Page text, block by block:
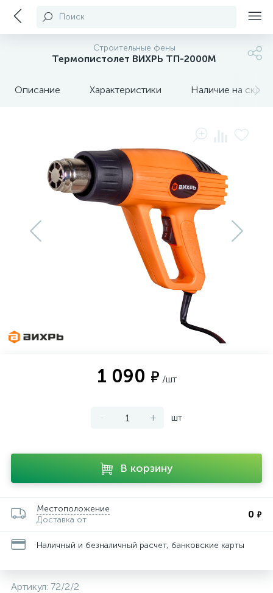
Поиск
Строительные фены
Термопистолет ВИХРЬ ТП-2000М
Описание Характеристики Наличие на
1 090 ₽ /шт
- + шт
В корзину
Местоположение
Доставка от
0 ₽
Наличный и безналичный расчет, банковские карты
Артикул: 72/2/2